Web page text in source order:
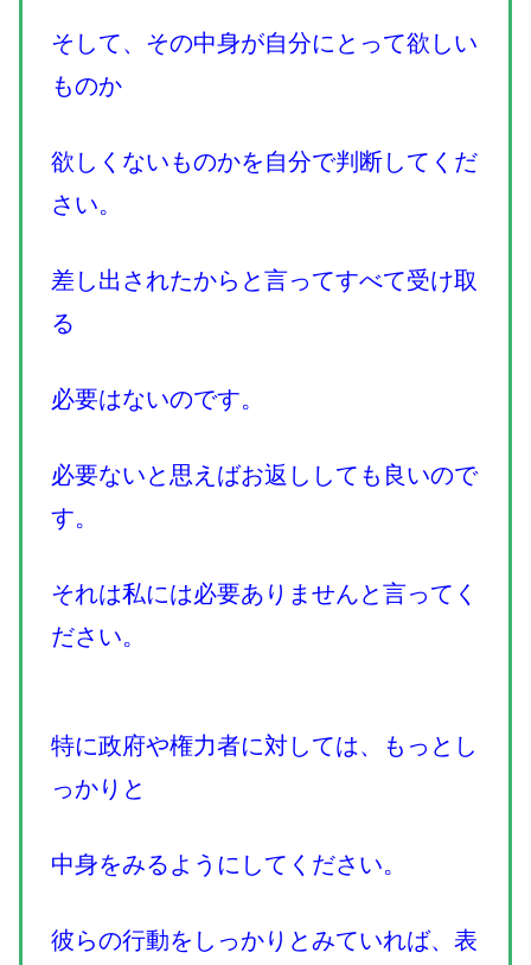
そして、その中身が自分にとって欲しい
ものか
欲しくないものかを自分で判断してくだ
さい。
差し出されたからと言ってすべて受け取
る
必要はないのです。
必要ないと思えばお返ししても良いので
す。
それは私には必要ありませんと言ってく
ださい。
特に政府や権力者に対しては、もっとし
っかりと
中身をみるようにしてください。
彼らの行動をしっかりとみていれば、表